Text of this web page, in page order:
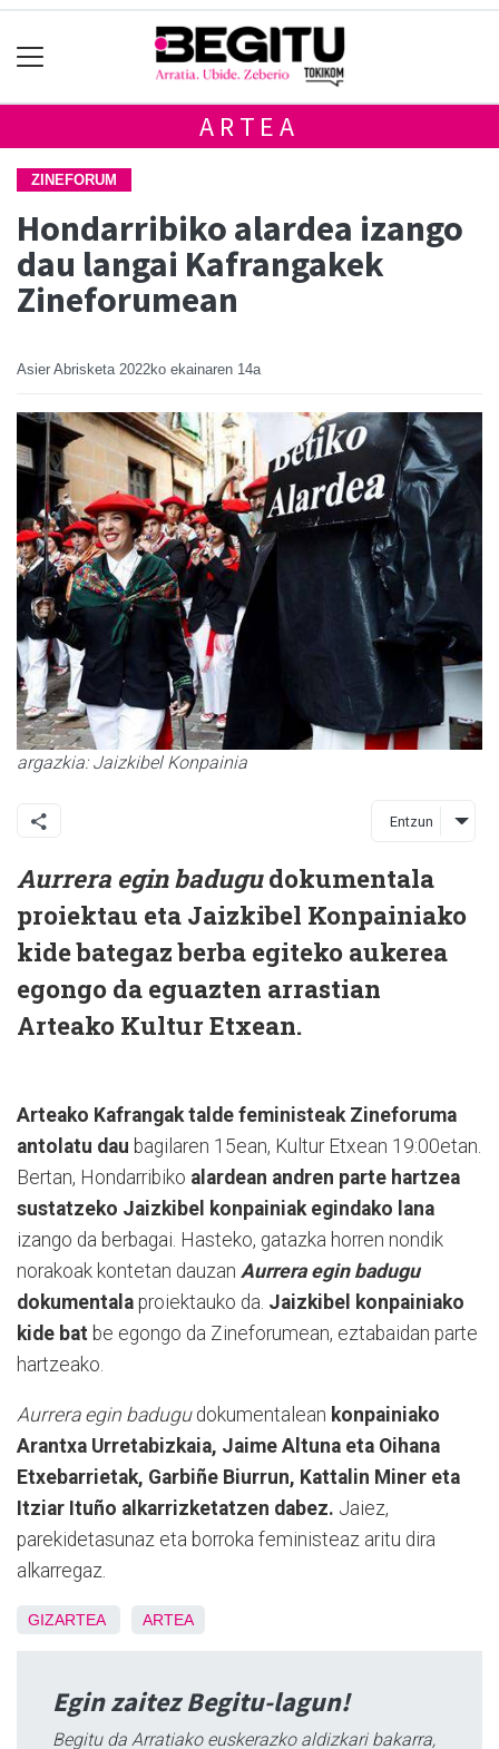
ARTEA
ZINEFORUM
Hondarribiko alardea izango
dau langai Kafrangakek
Zineforumean
Asier Abrisketa 2022ko ekainaren 14a
argazkia: Jaizkibel Konpainia
Entzun
Aurrera egin badugudokumentala
proiektau eta Jaizkibel Konpainiako
kide bategaz berba egiteko aukerea
egongo da eguazten arrastian
Arteako Kultur Etxean.
Arteako Kafrangak talde feministeak Zineforuma
antolatu dau bagilaren 15ean, Kultur Etxean 19:00etan.
Bertan, Hondarribiko alardean andren parte hartzea
sustatzeko Jaizkibel konpainiak egindako lana
izango da berbagai. Hasteko, gatazka horren nondik
norakoak kontetan dauzan Aurrera egin badugu
dokumentala proiektauko da. Jaizkibel konpainiako
kide bat be egongo da Zineforumean, eztabaidan parte
hartzeako.
Aurrera egin badugudokumentalean konpainiako
Arantxa Urretabizkaia, Jaime Altuna eta Oihana
Etxebarrietak, Garbiñe Biurrun, Kattalin Miner eta
Itziar Ituño alkarrizketatzen dabez. Jaiez,
parekidetasunaz eta borroka feministeaz aritu dira
alkarregaz.
GIZARTEA ARTEA
Egin zaitez Begitu-lagun!
Begitu da Arratiako euskerazko aldizkari bakarra,